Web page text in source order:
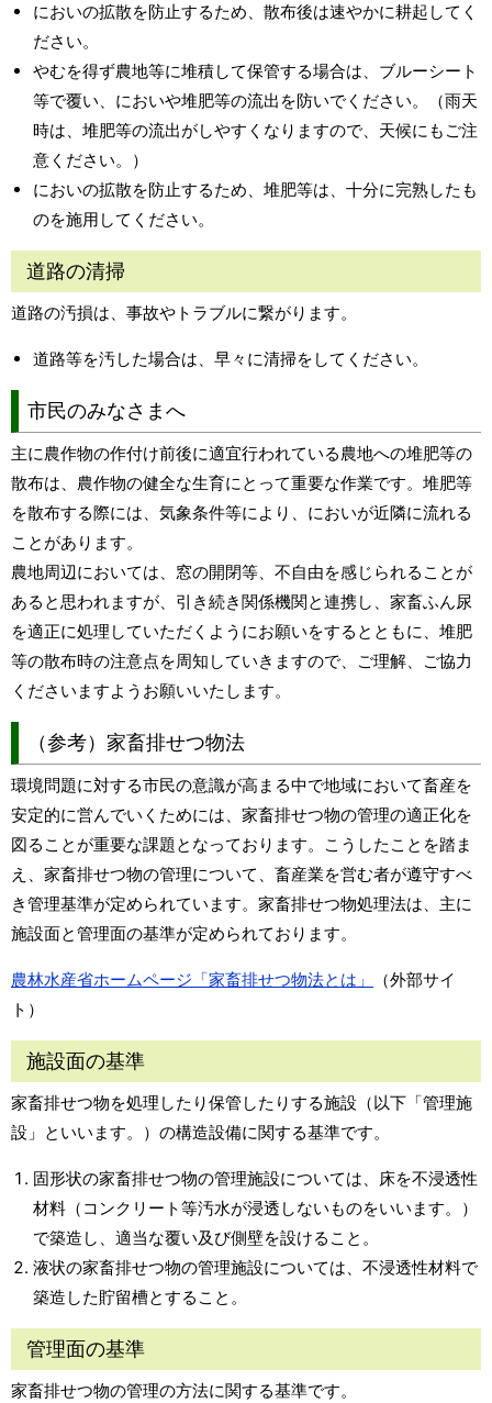
においの拡散を防止するため、散布後は速やかに耕起してく
ださい。
やむを得ず農地等に堆積して保管する場合は、ブルーシート
等で覆い、においや堆肥等の流出を防いでください。（雨天
時は、堆肥等の流出がしやすくなりますので、天候にもご注
意ください。）
においの拡散を防止するため、堆肥等は、十分に完熟したも
のを施用してください。
道路の清掃
道路の汚損は、事故やトラブルに繋がります。
道路等を汚した場合は、早々に清掃をしてください。
市民のみなさまへ
主に農作物の作付け前後に適宜行われている農地への堆肥等の
散布は、農作物の健全な生育にとって重要な作業です。堆肥等
を散布する際には、気象条件等により、においが近隣に流れる
ことがあります。
農地周辺においては、窓の開閉等、不自由を感じられることが
あると思われますが、引き続き関係機関と連携し、家畜ふん尿
を適正に処理していただくようにお願いをするとともに、堆肥
等の散布時の注意点を周知していきますので、ご理解、ご協力
くださいますようお願いいたします。
（参考）家畜排せつ物法
環境問題に対する市民の意識が高まる中で地域において畜産を
安定的に営んでいくためには、家畜排せつ物の管理の適正化を
図ることが重要な課題となっております。こうしたことを踏ま
え、家畜排せつ物の管理について、畜産業を営む者が遵守すべ
き管理基準が定められています。家畜排せつ物処理法は、主に
施設面と管理面の基準が定められております。
農林水産省ホームページ「家畜排せつ物法とは」
（外部サイ
ト）
施設面の基準
家畜排せつ物を処理したり保管したりする施設（以下「管理施
設」といいます。）の構造設備に関する基準です。
固形状の家畜排せつ物の管理施設については、床を不浸透性
材料（コンクリート等汚水が浸透しないものをいいます。）
で築造し、適当な覆い及び側壁を設けること。
液状の家畜排せつ物の管理施設については、不浸透性材料で
築造した貯留槽とすること。
管理面の基準
家畜排せつ物の管理の方法に関する基準です。